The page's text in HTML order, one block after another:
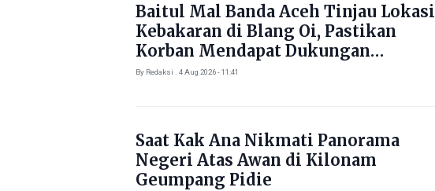
Baitul Mal Banda Aceh Tinjau Lokasi
Kebakaran di Blang Oi, Pastikan
Korban Mendapat Dukungan
Kebutuhan Pokok
By Redaksi . 4 Aug 2026 - 11:41
Saat Kak Ana Nikmati Panorama
Negeri Atas Awan di Kilonam
Geumpang Pidie